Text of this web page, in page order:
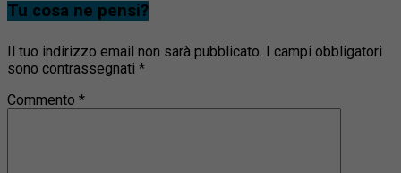
Tu cosa ne pensi?
Il tuo indirizzo email non sarà pubblicato.
I campi obbligatori
sono contrassegnati *
Commento *